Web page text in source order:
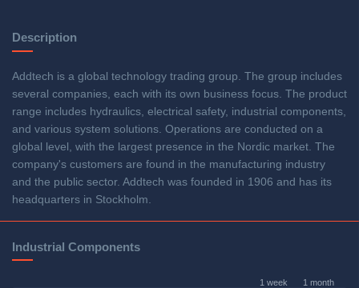
Description
Addtech is a global technology trading group. The group includes
several companies, each with its own business focus. The product
range includes hydraulics, electrical safety, industrial components,
and various system solutions. Operations are conducted on a
global level, with the largest presence in the Nordic market. The
company's customers are found in the manufacturing industry
and the public sector. Addtech was founded in 1906 and has its
headquarters in Stockholm.
Industrial Components
1 week 1 month